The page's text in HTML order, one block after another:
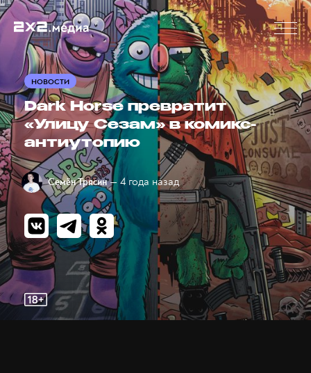
НОВОСТИ
Dark Horse превратит
«Улицу Сезам» в комикс-
антиутопию
Семён Трясин — 4 года назад